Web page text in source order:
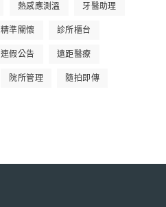
熱感應測溫 牙醫助理
精準關懷 診所櫃台
連假公告 遠距醫療
院所管理 隨拍即傳